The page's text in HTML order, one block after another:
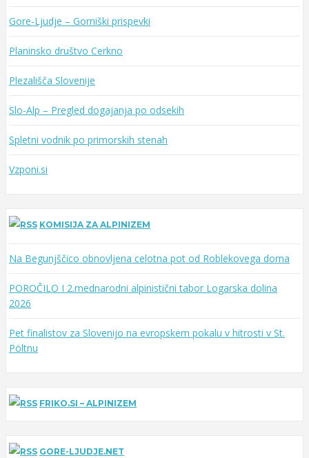
o
r
d
Gore-Ljudje – Gorniški prispevki
Planinsko društvo Cerkno
Plezališča Slovenije
Slo-Alp – Pregled dogajanja po odsekih
Spletni vodnik po primorskih stenah
Vzponi.si
KOMISIJA ZA ALPINIZEM
Na Begunjščico obnovljena celotna pot od Roblekovega doma
POROČILO I 2.mednarodni alpinistični tabor Logarska dolina
2026
Pet finalistov za Slovenijo na evropskem pokalu v hitrosti v St.
Pöltnu
FRIKO.SI – ALPINIZEM
GORE-LJUDJE.NET